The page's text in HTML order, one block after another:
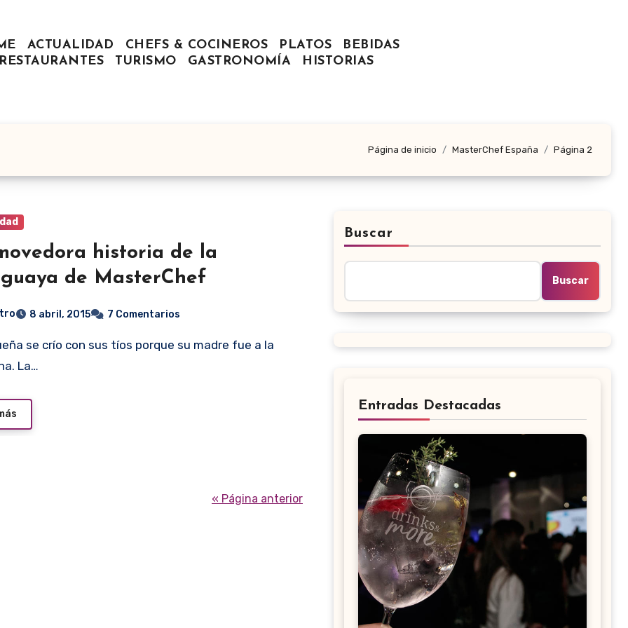
ACTUALIDAD CHEFS & COCINEROS PLATOS
BEBIDAS
RESTAURANTES
TURISMO GASTRONOMÍA HISTORIAS
Página de inicio MasterChef España Página 2
historia de la
de MasterChef
8 abril, 2015 7 Comentarios
La…
« Página anterior
Buscar
Buscar
Entradas Destacadas